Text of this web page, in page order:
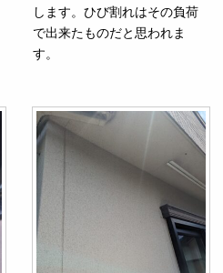
します。ひび割れはその負荷
で出来たものだと思われま
す。